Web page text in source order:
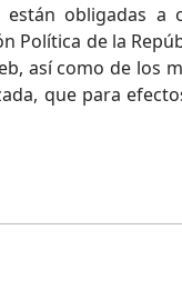
están obligadas a
de la
así como de los
que para